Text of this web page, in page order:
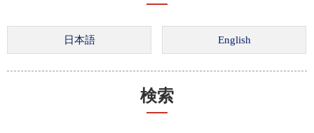
検索